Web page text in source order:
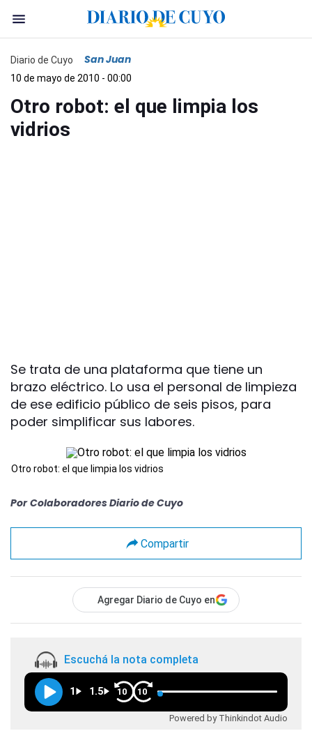
Diario de Cuyo San Juan
10 de mayo de 2010 - 00:00
Otro robot: el que limpia los
vidrios
Se trata de una plataforma que tiene un
brazo eléctrico. Lo usa el personal de limpieza
de ese edificio público de seis pisos, para
poder simplificar sus labores.
Otro robot: el que limpia los vidrios
Por Colaboradores Diario de Cuyo
Compartir
Agregar Diario de Cuyo en
Escuchá la nota completa
1 1.5 10 10
Powered by Thinkindot Audio